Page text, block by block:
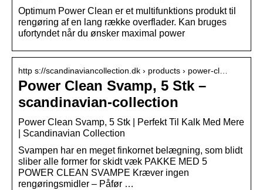
Optimum Power Clean er et multifunktions produkt til
rengøring af en lang række overflader. Kan bruges
ufortyndet når du ønsker maximal power
http s://scandinaviancollection.dk › products › power-cl…
Power Clean Svamp, 5 Stk –
scandinavian-collection
Power Clean Svamp, 5 Stk | Perfekt Til Kalk Med Mere
| Scandinavian Collection
Svampen har en meget finkornet belægning, som blidt
sliber alle former for skidt væk PAKKE MED 5
POWER CLEAN SVAMPE Kræver ingen
rengøringsmidler – Påfør …